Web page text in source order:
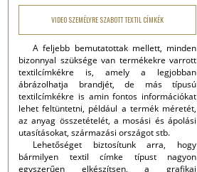
VIDEO SZEMÉLYRE SZABOTT TEXTIL CÍMKÉK
A feljebb bemutatottak mellett, minden
bizonnyal szüksége van termékekre varrott
textilcímkékre is, amely a legjobban
ábrázolhatja brandjét, de más típusú
textilcímkékre is amin fontos információkat
lehet feltüntetni, például a termék méretét,
az anyag összetételét, a mosási és ápolási
utasításokat, származási országot stb.
Lehetőséget biztosítunk arra, hogy
bármilyen textil címke típust nagyon
egyszerűen elkészítsen, a grafikai